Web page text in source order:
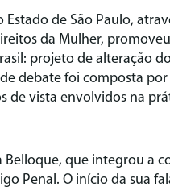
de São Paulo,
da Mulher,
projeto de alteração
debate foi composta
de vista envolvidos na
que integrou a
Penal. O início da sua